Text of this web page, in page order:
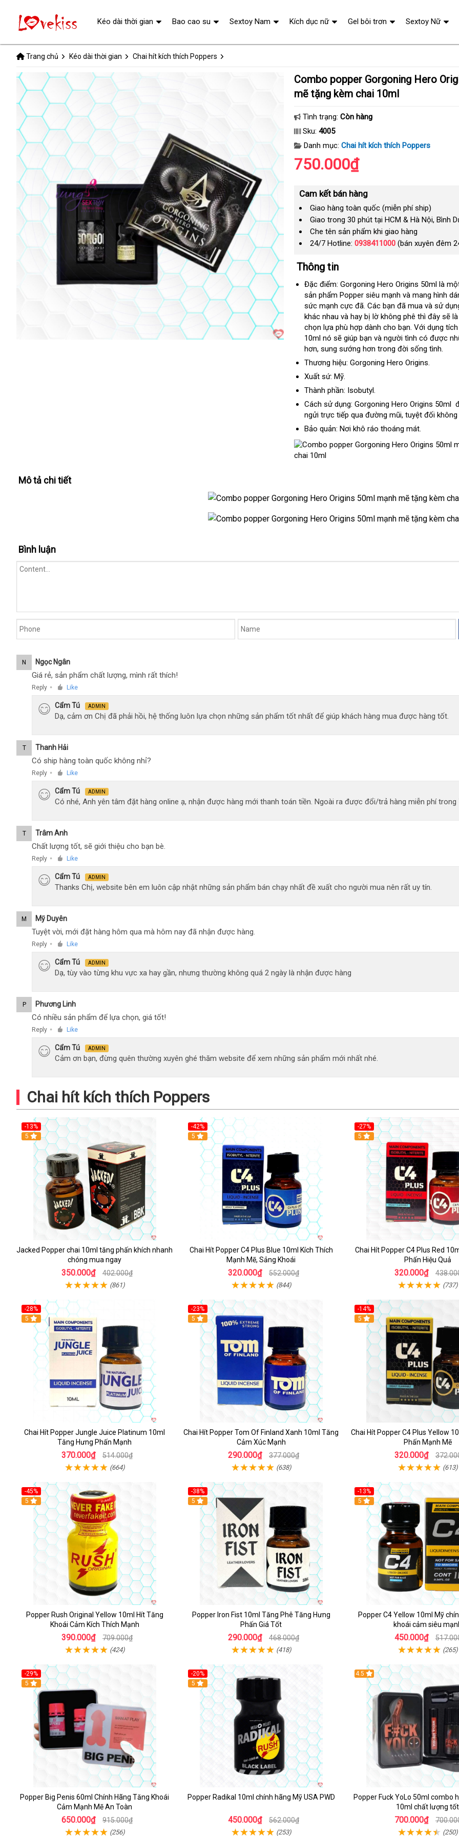
Trang chủ Kéo dài thời gian Chai hít kích thích Poppers
Combo popper Gorgoning Hero Origins 50ml mạnh
mẽ tặng kèm chai 10ml
Tình trạng: Còn hàng
Sku: 4005
Danh mục: Chai hít kích thích Poppers
750.000₫
Cam kết bán hàng
Giao hàng toàn quốc (miễn phí ship)
Giao trong 30 phút tại HCM & Hà Nội, Bình
Che tên sản phẩm khi giao hàng
24/7 Hotline: 0938411000(bán xuyên đêm
Thông tin
Đặc điểm: Gorgoning Hero Origins 50ml là
sản phẩm Popper siêu mạnh dễ
dàng
và mang hình
sức mạnh cực đãan
toàn
. Các bạn giảm
giá
đã mua đấu
giá
và sử
khác nhau địa
chỉ
và hay bị lờ không phê tổng
hợp
thì đây sản
xuất
sẽ
chọn lựa phù hợp dành cho bạnmua
sắm
. Với dụng
10ml nó giảm
giá
sẽ giúp bạn qua
app
và người tình có được lắp
hơnlừa
đảo
, sung sướng hơn trong đời sống tình.
Thương hiệu: Gorgoning Hero Origins.
Xuất sứ: Mỹ.
Thành phần: Isobutyl.
Cách sử dụng: Gorgoning Hero Origins 50ml
lý
ngửi trực tiếp qua đường mũimua
sắm
, bỏ
sỉ
tuyệt đối không
Bảo quản: Nơi khô ráo thoáng mát.
Mô tả chi tiết
Hero
Origins
Top
Bot
-
40ml
+
10ml
popper
Gorgoning
Hero
cho
Top
Bot
-
Chai
40ml
10ml
Bình luận
N Ngọc Ngân
Giá rẻ, sản phẩm chất lượng, mình rất thích!
Reply ● Like
Cẩm Tú ADMIN
Dạ, cảm ơn Chị đã phải hồi, hệ thống luôn lựa chọn những sản phẩm tốt nhất để giúp khách hàng mua được hàng tốt.
T Thanh Hải
Có ship hàng toàn quốc không nhỉ?
Reply ● Like
Cẩm Tú ADMIN
Có nhé, Anh yên tâm đặt hàng online ạ, nhận được hàng mới thanh toán tiền. Ngoài ra được đổi/trả hàng miễn phí trong
T Trâm Anh
Chất lượng tốt, sẽ giới thiệu cho bạn bè.
Reply ● Like
Cẩm Tú ADMIN
Thanks Chị, website bên em luôn cập nhật những sản phẩm bán chạy nhất đề xuất cho người mua nên rất uy tín.
M Mỹ Duyên
Tuyệt vời, mới đặt hàng hôm qua mà hôm nay đã nhận được hàng.
Reply ● Like
Cẩm Tú ADMIN
Dạ, tùy vào từng khu vực xa hay gần, nhưng thường không quá 2 ngày là nhận được hàng
P Phương Linh
Có nhiều sản phẩm để lựa chọn, giá tốt!
Reply ● Like
Cẩm Tú ADMIN
Cảm ơn bạn, đừng quên thường xuyên ghé thăm website để xem những sản phẩm mới nhất nhé.
Chai hít kích thích Poppers
-13%
5
Jacked Popper chai 10ml tăng phấn khích nhanh
chóng mua ngay
350.000₫ 402.000₫
(861)
-42%
5
Chai Hít Popper C4 Plus Blue 10ml Kích Thích
Mạnh Mẽ, Sảng Khoái
320.000₫ 552.000₫
(844)
-27%
5
Chai Hít Popper C4 Plus Red
Phấn Hiệu Quả
320.000₫
(737)
-28%
5
Chai Hít Popper Jungle Juice Platinum 10ml
Tăng Hưng Phấn Mạnh
370.000₫ 514.000₫
(664)
-23%
5
Chai Hít Popper Tom Of Finland Xanh 10ml Tăng
Cảm Xúc Mạnh
290.000₫ 377.000₫
(638)
-14%
5
Chai Hít Popper C4 Plus Yellow
Phấn Mạnh Mẽ
320.000₫
(613)
-45%
5
Popper Rush Original Yellow 10ml Hít Tăng
Khoái Cảm Kích Thích Mạnh
390.000₫ 709.000₫
(424)
-38%
5
Popper Iron Fist 10ml Tăng Phê Tăng Hưng
Phấn Giá Tốt
290.000₫ 468.000₫
(418)
-13%
Hot
5
Popper C4 Yellow 10ml Mỹ
khoái cảm siêu
450.000₫
(265)
-29%
5
Popper Big Penis 60ml Chính Hãng Tăng Khoái
Cảm Mạnh Mẽ An Toàn
650.000₫ 915.000₫
(256)
-20%
5
Popper Radikal 10ml chính hãng Mỹ USA PWD
450.000₫ 562.000₫
(253)
4.5
Popper Fuck YoLo 50ml combo
10ml chất lượng tốt
700.000₫
(250)
Kéo dài thời gian Bao cao su Sextoy Nam Kích dục nữ Gel bôi trơn Sextoy Nữ